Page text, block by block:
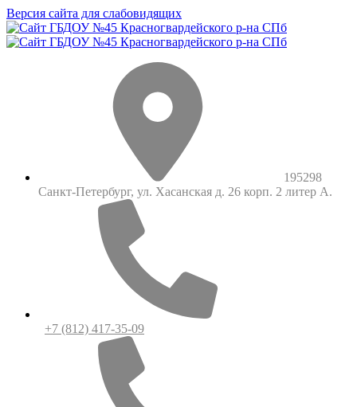
Версия сайта для слабовидящих
195298
Санкт-Петербург, ул. Хасанская д. 26 корп. 2 литер А.
+7 (812) 417-35-09